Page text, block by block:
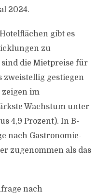
2024.
gibt es
zu
die Mietpreise für
zweistellig gestiegen
zeigen im
Wachstum unter
4,9 Prozent). In B-
nach Gastronomie-
zugenommen als das
nach